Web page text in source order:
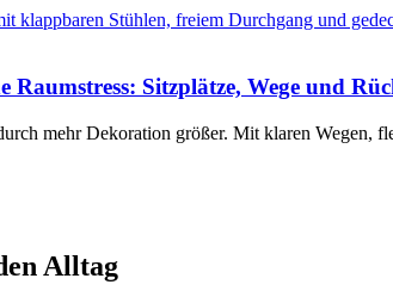
Raumstress: Sitzplätze, Wege und
mehr Dekoration größer. Mit klaren Wegen,
Alltag